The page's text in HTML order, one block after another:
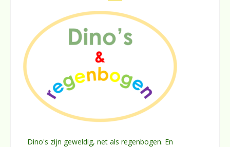
Dino's zijn geweldig, net als regenbogen. En